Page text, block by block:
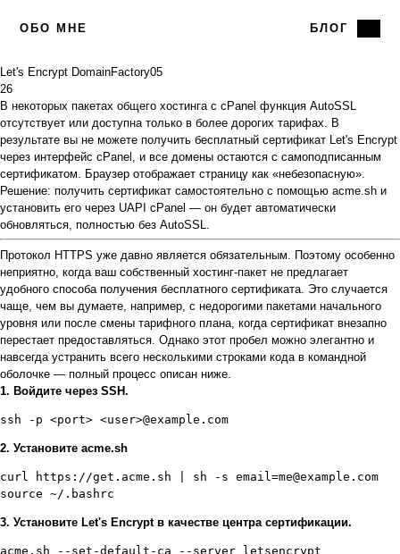
ОБО МНЕ БЛОГ
Let's Encrypt DomainFactory05
26
В некоторых пакетах общего хостинга с cPanel функция AutoSSL
отсутствует или доступна только в более дорогих тарифах. В
результате вы не можете получить бесплатный сертификат Let's Encrypt
через интерфейс cPanel, и все домены остаются с самоподписанным
сертификатом. Браузер отображает страницу как «небезопасную».
Решение: получить сертификат самостоятельно с помощью acme.sh и
установить его через UAPI cPanel — он будет автоматически
обновляться, полностью без AutoSSL.
Протокол HTTPS уже давно является обязательным. Поэтому особенно
неприятно, когда ваш собственный хостинг-пакет не предлагает
удобного способа получения бесплатного сертификата. Это случается
чаще, чем вы думаете, например, с недорогими пакетами начального
уровня или после смены тарифного плана, когда сертификат внезапно
перестает предоставляться. Однако этот пробел можно элегантно и
навсегда устранить всего несколькими строками кода в командной
оболочке — полный процесс описан ниже.
1. Войдите через SSH.
2. Установите acme.sh
curl https://get.acme.sh | sh -s email=me@example.com
3. Установите Let's Encrypt в качестве центра сертификации.